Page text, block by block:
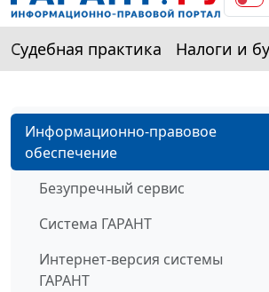
Судебная практика Налоги и
Информационно-правовое
обеспечение
Безупречный сервис
Система ГАРАНТ
Интернет-версия системы
ГАРАНТ